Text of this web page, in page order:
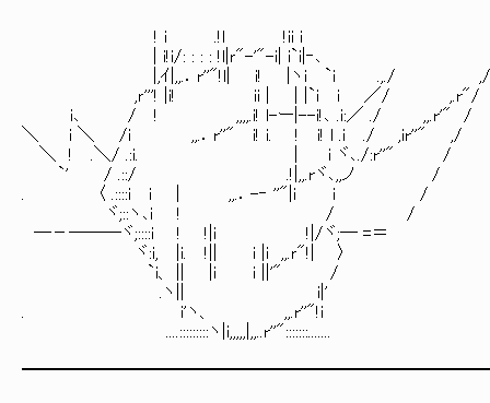
! i .!l !ii i / | /| ／|
| i!i/: : : : !l|ｒ"-'"-i| i`i|‐､ /:::::i /::i
|,ｲ|,,.．r''"!l| i! |ヽi `i .,./ ,/ /::::::::i |::::!
,ｒ'''! |i! ii | | |`i i ／/ ,.r"/ ...i::::::::::i
i､ / ! ,,,,.i! l-ー|--i!､ .i:／ ./ ,,.r'" / i:::::::::i.
＼ i ＼ /i ,,.．r''" i! i. ! i! l .i ./ ,ir''" ,/
＼ ! .＼/ .:i. | i ヾ､./:r''" / .i:::::::::i i/
`' / .::/ .!|,,.rヾ､,,ノ /
. 〈 .::::i i | ,,.．-‐ ''"|i i /
ヾ;::ヽ､i ! / / i:::::::::／ i/ ､__
―－―――ヾ;::::i ! !|i !|/
ヾ:i, |i. !|| i |i ,,.ｒ"!| 〉 i:::::::i
`i、 || |i i ||'" /
.ヽ|| i|' i:::::::i
. i'ヽ、 ,,.r''"!i
....:::::::::ヽ